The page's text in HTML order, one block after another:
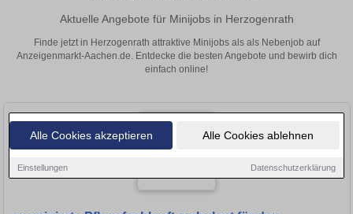
Alle Cookies akzeptieren Alle Cookies ablehnen
Einstellungen Datenschutzerklärung
Aktuelle Angebote für Minijobs in Herzogenrath
Finde jetzt in Herzogenrath attraktive Minijobs als als Nebenjob auf
Anzeigenmarkt-Aachen.de. Entdecke die besten Angebote und bewirb dich
einfach online!